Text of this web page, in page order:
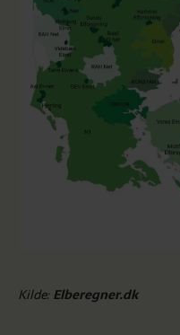
Kilde: Elberegner.dk